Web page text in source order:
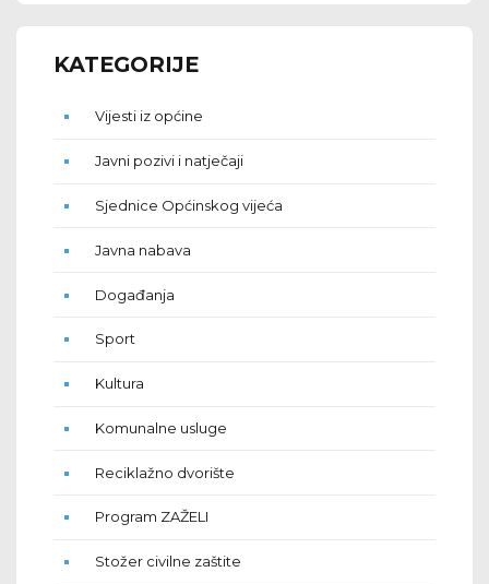
KATEGORIJE
Vijesti iz općine
Javni pozivi i natječaji
Sjednice Općinskog vijeća
Javna nabava
Događanja
Sport
Kultura
Komunalne usluge
Reciklažno dvorište
Program ZAŽELI
Stožer civilne zaštite